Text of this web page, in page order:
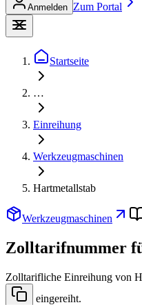
Anmelden Zum Portal
Startseite
…
Einreihung
Werkzeugmaschinen
Hartmetallstab
Werkzeugmaschinen
Zolltarifnummer
Zolltarifliche Einreihung von
eingereiht.